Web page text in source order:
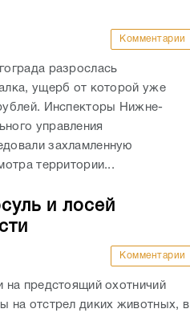
Комментарии
разрослась
ущерб от которой уже
Инспекторы Нижне-
управления
захламленную
территории...
и лосей
Комментарии
на предстоящий охотничий
на отстрел диких животных, в